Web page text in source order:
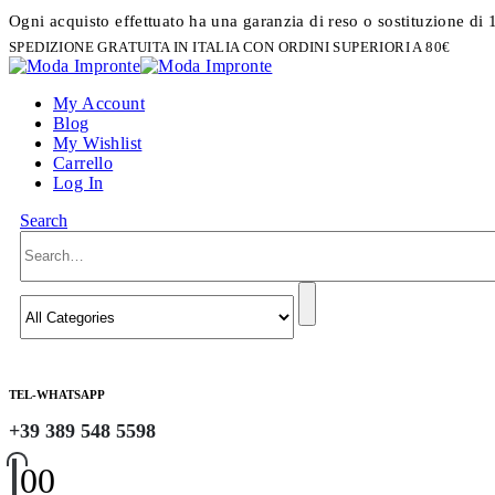
Ogni acquisto effettuato ha una garanzia di reso o sostituzione di
SPEDIZIONE GRATUITA IN ITALIA CON ORDINI SUPERIORI A 80€
My Account
Blog
My Wishlist
Carrello
Log In
Search
TEL-WHATSAPP
+39 389 548 5598
00